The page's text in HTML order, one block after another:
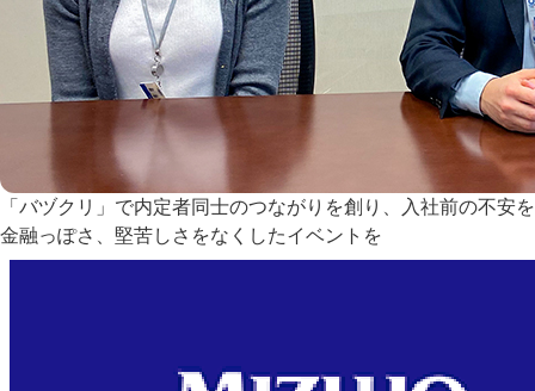
「バヅクリ」で内定者同士のつながりを創り、入社前の不安
金融っぽさ、堅苦しさをなくしたイベントを